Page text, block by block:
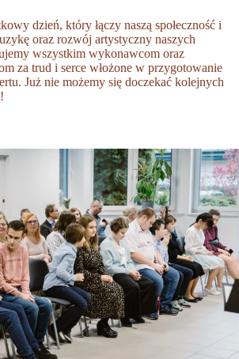
dzień, który łączy naszą społeczność i
oraz rozwój artystyczny naszych
wszystkim wykonawcom oraz
za trud i serce włożone w przygotowanie
Już nie możemy się doczekać kolejnych